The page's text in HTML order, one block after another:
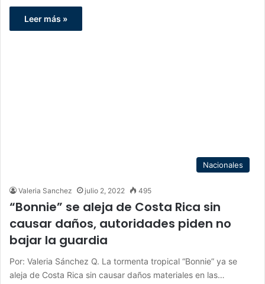
Leer más »
Nacionales
Valeria Sanchez julio 2, 2022 495
“Bonnie” se aleja de Costa Rica sin
causar daños, autoridades piden no
bajar la guardia
Por: Valeria Sánchez Q. La tormenta tropical “Bonnie” ya se
aleja de Costa Rica sin causar daños materiales en las…